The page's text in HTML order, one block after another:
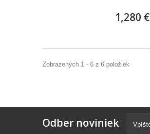
1,280 €
Zobrazených 1 - 6 z 6 položiek
Odber noviniek